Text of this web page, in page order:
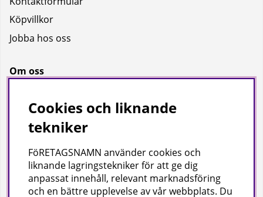
Köpvillkor
Jobba hos oss
Om oss
Bransch
Kataloger
Företagsuppgifter
Cookies och liknande
tekniker
FöRETAGSNAMN använder cookies och
liknande lagringstekniker för att ge dig
anpassat innehåll, relevant marknadsföring
och en bättre upplevelse av vår webbplats. Du